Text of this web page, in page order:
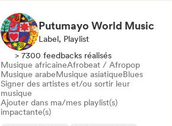
Putumayo World Music
Label, Playlist
> 7300 feedbacks réalisés
Musique africaineAfrobeat / Afropop
Musique arabeMusique asiatiqueBlues
Signer des artistes et/ou sortir leur
musique
Ajouter dans ma/mes playlist(s)
impactante(s)